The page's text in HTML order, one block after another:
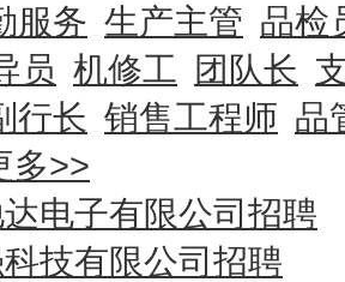
服务 生产主管 品检
员 机修工 团队长
行长 销售工程师 品
多>>
电子有限公司招聘
技有限公司招聘